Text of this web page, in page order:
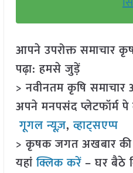
आपने उपरोक्त समाचार
पढ़ा: हमसे जुड़ें
> नवीनतम कृषि
अपने मनपसंद
गूगल न्यूज़,व्हाट्सएप्प
> कृषक जगत अखबार
यहांक्लिक करें– घर बैठे